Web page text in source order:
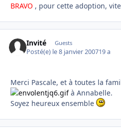
BRAVO , pour cette adoption,
Invité Guests
Posté(e) le 8 janvier 200719 a
Merci Pascale, et à toutes la
à Annabelle.
Soyez heureux ensemble